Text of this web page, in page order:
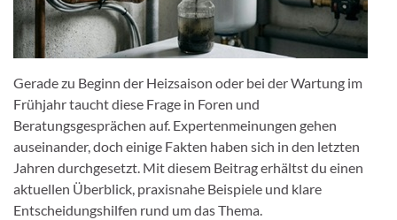
Gerade zu Beginn der Heizsaison oder bei der Wartung im
Frühjahr taucht diese Frage in Foren und
Beratungsgesprächen auf. Expertenmeinungen gehen
auseinander, doch einige Fakten haben sich in den letzten
Jahren durchgesetzt. Mit diesem Beitrag erhältst du einen
aktuellen Überblick, praxisnahe Beispiele und klare
Entscheidungshilfen rund um das Thema.